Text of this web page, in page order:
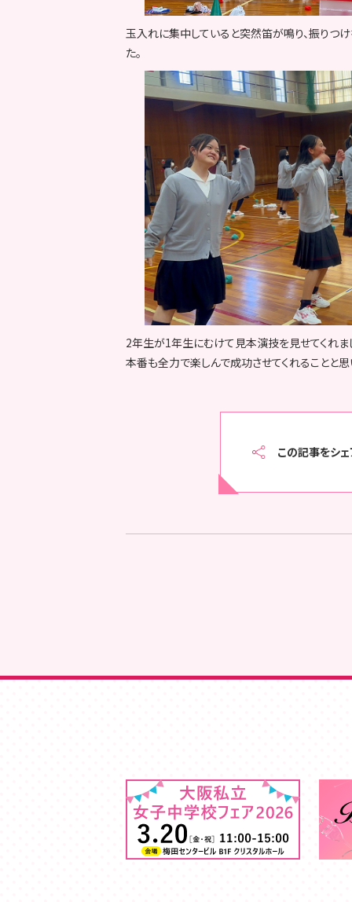
玉入れに集中していると突然笛が鳴り、振りつ
た。
2年生が1年生にむけて見本演技を見せてくれま
本番も全力で楽しんで成功させてくれることと思
この記事をシ